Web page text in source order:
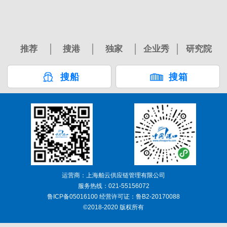
推荐 搜港 独家 企业秀 研究院
搜船 搜箱
运营商：上海舶云供应链管理有限公司
服务热线：021-55156072
鲁ICP备05016100 经营许可证：鲁B2-20170088
©2018-2020 版权所有